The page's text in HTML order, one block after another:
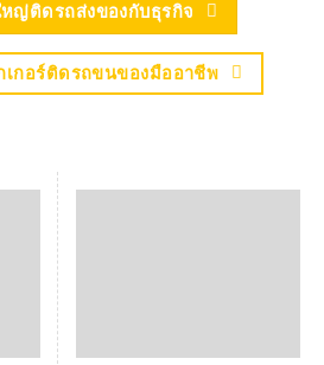
หญ่ติดรถส่งของกับธุรกิจ
กอร์ติดรถขนของมืออาชีพ